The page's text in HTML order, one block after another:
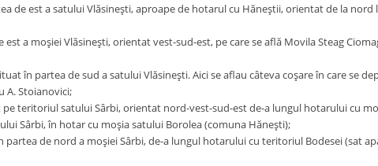
de est a satului Vlăsineşti, aproape de hotarul cu Hăneştii, orientat de la nord
a moşiei Vlăsineşti, orientat vest-sud-est, pe care se află Movila Steag
în partea de sud a satului Vlăsineşti. Aici se aflau câteva coşare în care se
A. Stoianovici;
pe teritoriul satului Sârbi, orientat nord-vest-sud-est de-a lungul hotarului cu
Sârbi, în hotar cu moşia satului Borolea (comuna Hăneşti);
partea de nord a moşiei Sârbi, de-a lungul hotarului cu teritoriul Bodesei (sat